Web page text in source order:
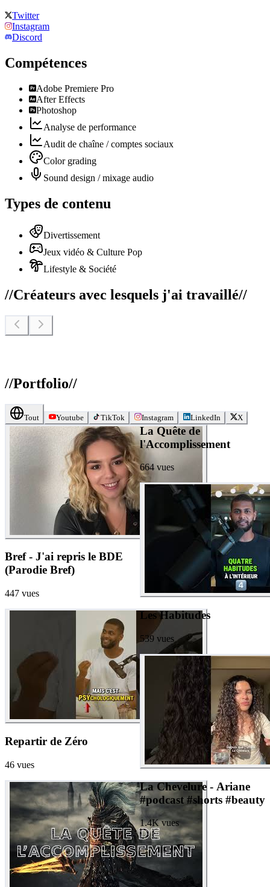
Twitter
Instagram
Discord
Compétences
Adobe Premiere Pro
After Effects
Photoshop
Analyse de performance
Audit de chaîne / comptes sociaux
Color grading
Sound design / mixage audio
Types de contenu
Divertissement
Jeux vidéo & Culture Pop
Lifestyle & Société
//Créateurs avec lesquels j'ai travaillé//
//Portfolio//
Tout Youtube TikTok Instagram LinkedIn X
Bref - J'ai repris le BDE
(Parodie Bref)
447 vues
Repartir de Zéro
46 vues
La Quête de
l'Accomplissement
664 vues
Les Habitudes
539 vues
La Chevelure - Ariane
#podcast #shorts #beauty
1.4K vues